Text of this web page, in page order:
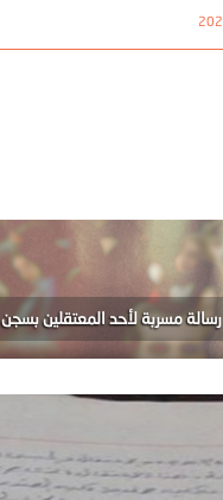
رسالة مسربة لأحد المعتقلين